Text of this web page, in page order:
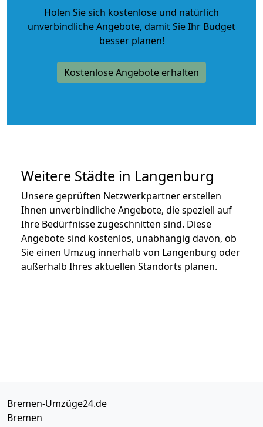
Holen Sie sich kostenlose und natürlich
unverbindliche Angebote, damit Sie Ihr Budget
besser planen!
Kostenlose Angebote erhalten
Weitere Städte in Langenburg
Unsere geprüften Netzwerkpartner erstellen
Ihnen unverbindliche Angebote, die speziell auf
Ihre Bedürfnisse zugeschnitten sind. Diese
Angebote sind kostenlos, unabhängig davon, ob
Sie einen Umzug innerhalb von Langenburg oder
außerhalb Ihres aktuellen Standorts planen.
Bremen-Umzüge24.de
Bremen